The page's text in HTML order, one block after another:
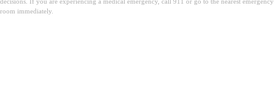
room immediately.